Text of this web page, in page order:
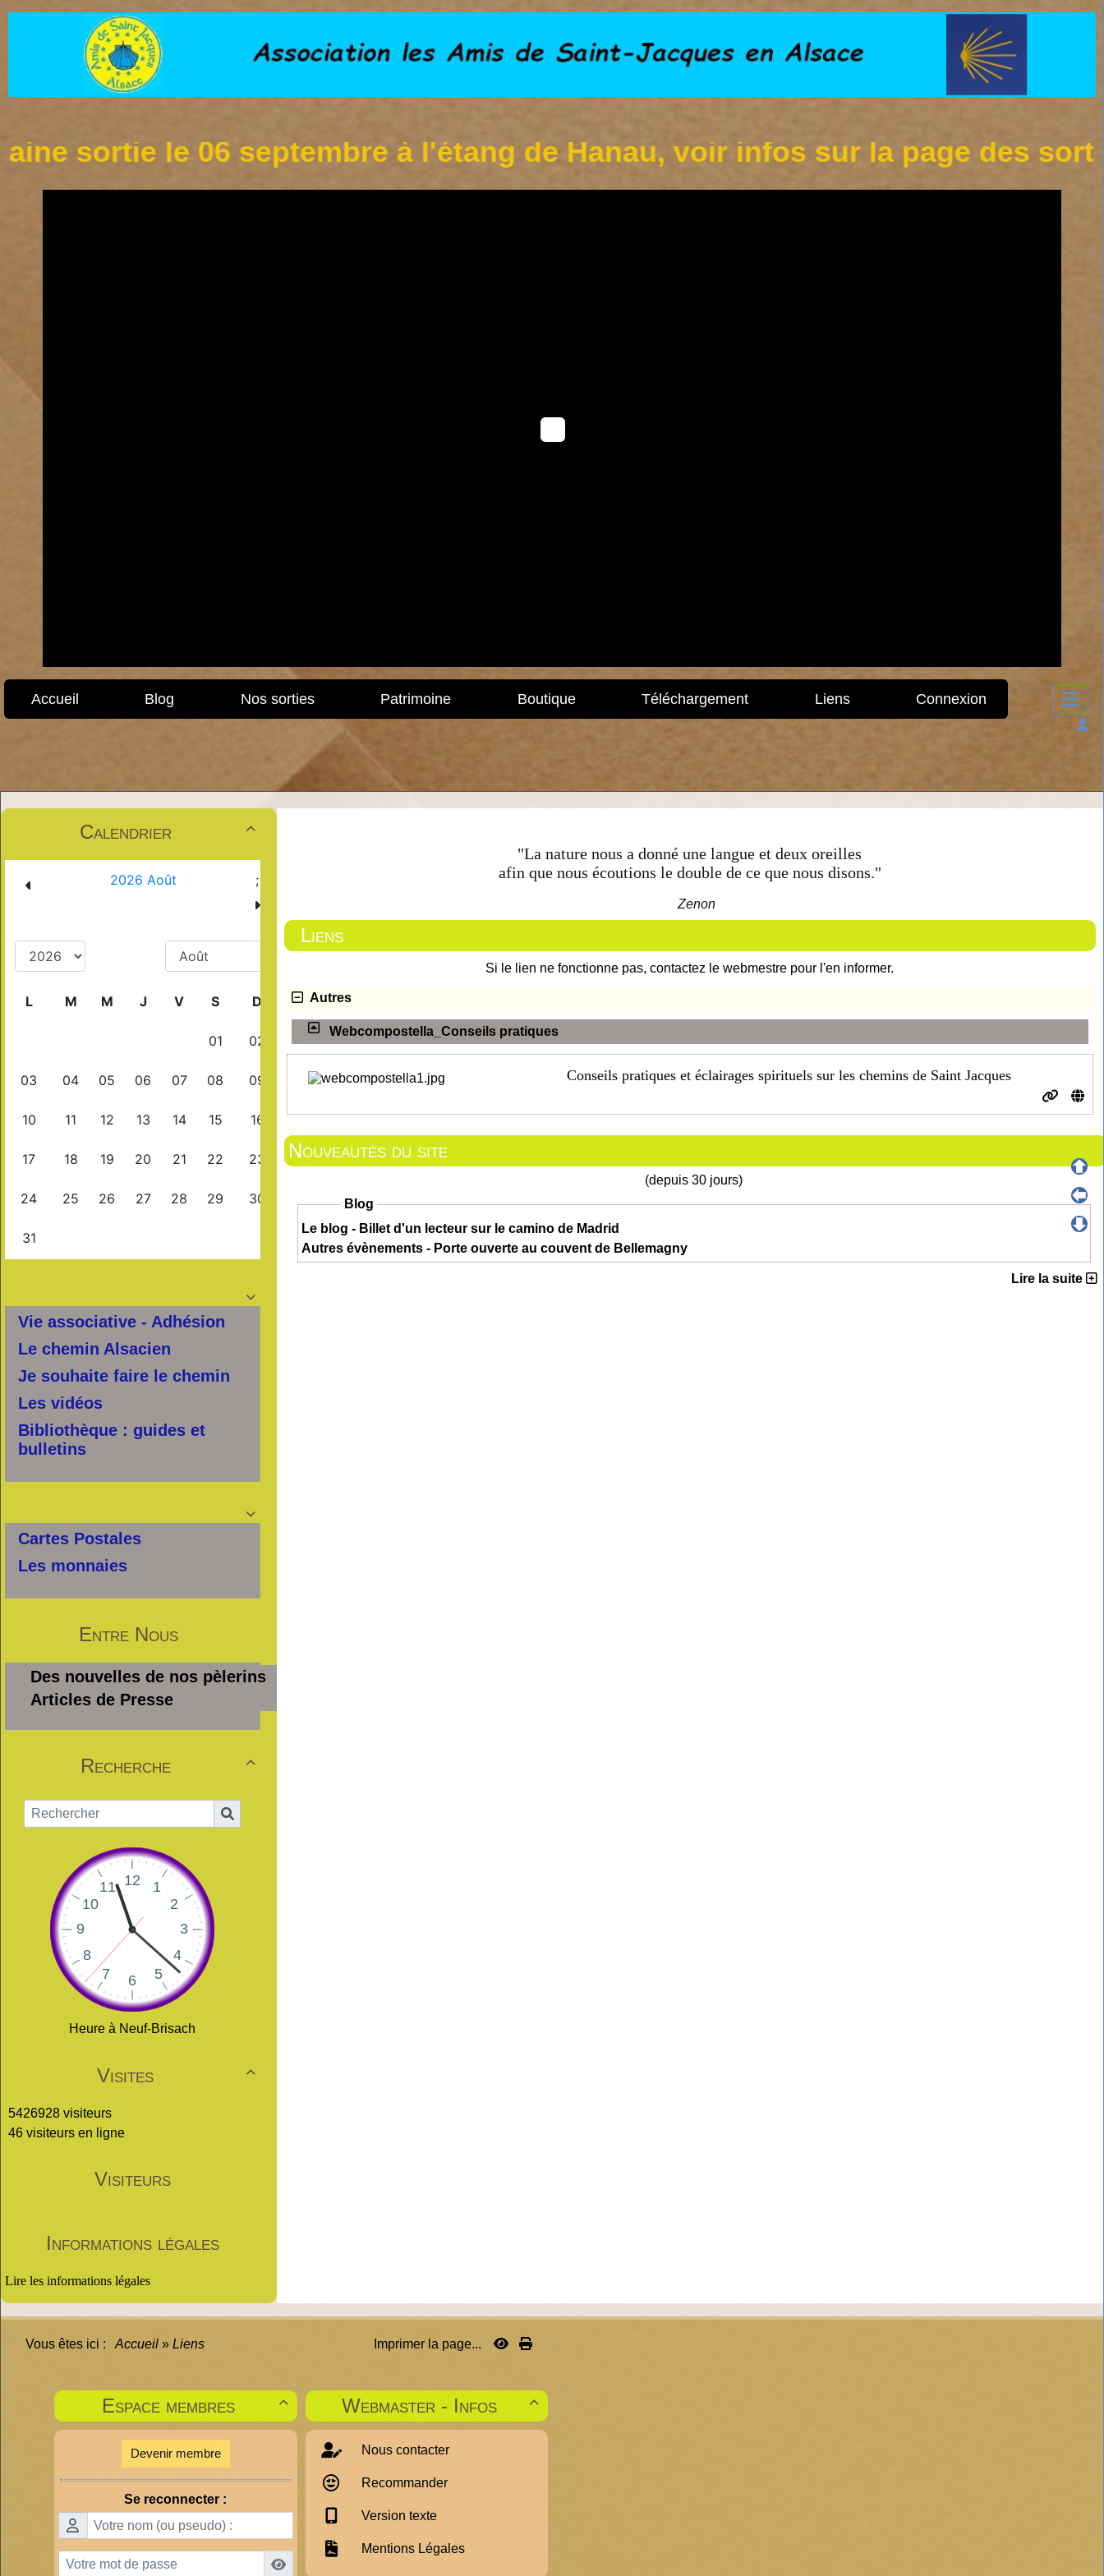
le 06 septembre à l'étang de Hanau, voir infos sur la page des sorties
Accueil Blog Nos sorties Patrimoine Boutique Téléchargement Liens Connexion

Calendrier

Vie associative - Adhésion
Le chemin Alsacien
Je souhaite faire le chemin
Les vidéos
Bibliothèque : guides et
bulletins

Cartes Postales
Les monnaies
Entre Nous
Des nouvelles de nos pèlerins
Articles de Presse

Recherche
Heure à Neuf-Brisach

Visites
5426928 visiteurs
46 visiteurs en ligne
Visiteurs
Informations légales
Lire les informations légales
"La nature nous a donné une langue et deux oreilles
afin que nous écoutions le double de ce que nous disons."
Zenon
Liens
Si le lien ne fonctionne pas, contactez le webmestre pour l'en informer.
Autres
Webcompostella_Conseils pratiques
Conseils pratiques et éclairages spirituels sur les chemins de Saint Jacques
Nouveautés du site
(depuis 30 jours)
Blog
Le blog - Billet d'un lecteur sur le camino de Madrid
Autres évènements - Porte ouverte au couvent de Bellemagny
Lire la suite
Vous êtes ici : Accueil » Liens Imprimer la page...

Espace membres
Devenir membre
Se reconnecter :

Webmaster - Infos
Nous contacter
Recommander
Version texte
Mentions Légales